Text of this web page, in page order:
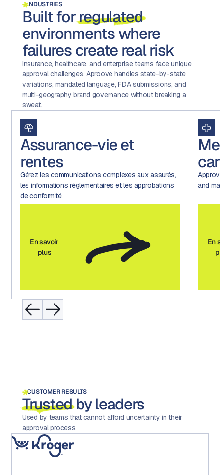
INDUSTRIES
Built forregulated
environments where
failures create real risk
Insurance, healthcare, and enterprise teams face unique
approval challenges. Aproove handles state-by-state
variations, mandated language, FDA submissions, and
multi-geography brand governance without breaking a
sweat.
vie et
complexes aux assurés,
réglementaires et les approbations
Medicare
Approve member
and marketing
CUSTOMER RESULTS
Trustedby leaders
Used by teams that cannot afford uncertainty in their
approval process.